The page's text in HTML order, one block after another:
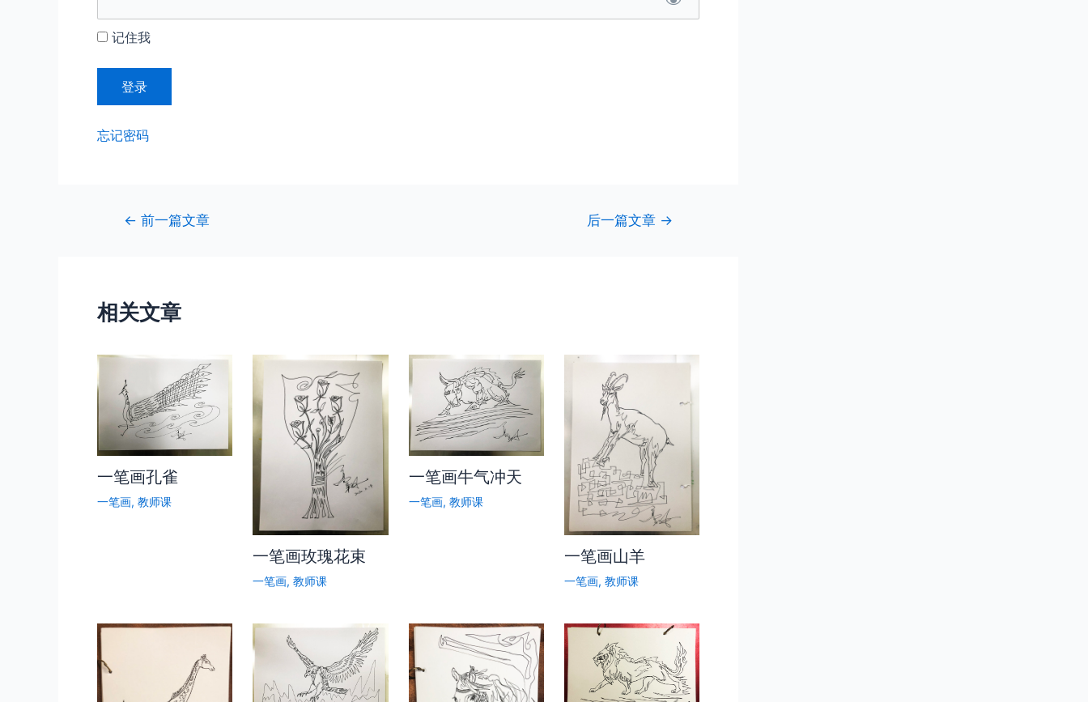
记住我
忘记密码
← 前一篇文章 后一篇文章 →
相关文章
一笔画孔雀
一笔画, 教师课
一笔画玫瑰花束
一笔画,教师课
一笔画牛气冲天
一笔画, 教师课
一笔画山羊
一笔画, 教师课